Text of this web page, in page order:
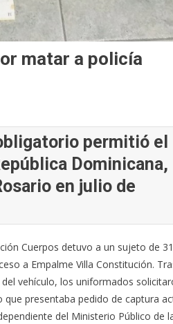
matar a policía
permitió el
Dominicana,
en julio de
Cuerpos detuvo a un sujeto de 31
a Empalme Villa Constitución.
vehículo, los uniformados
presentaba pedido de captura
del Ministerio Público de